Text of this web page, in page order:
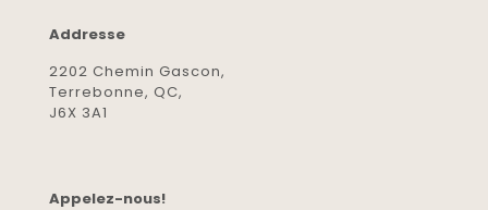
Addresse
2202 Chemin Gascon,
Terrebonne, QC,
J6X 3A1
Appelez-nous!